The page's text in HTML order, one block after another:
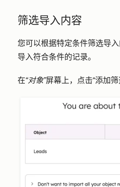
筛选导入内容
您可以根据特定条件筛选导
导入符合条件的记录。
在“对象”屏幕上，点击“添加